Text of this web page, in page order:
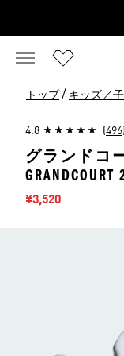
トップ / キッズ／
4.8 (496)
グランドコ
GRANDCOURT
セール価格
¥3,520